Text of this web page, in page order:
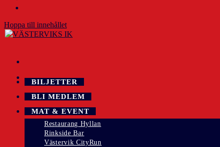
Hoppa till innehållet
BILJETTER
BLI MEDLEM
MAT & EVENT
Restaurang Hyllan
Rinkside Bar
Västervik CityRun